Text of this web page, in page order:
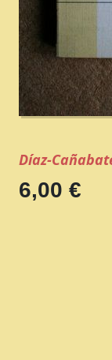
Díaz-
6,00 €